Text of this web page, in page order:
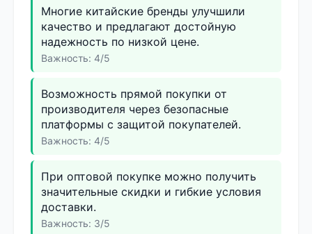
Многие китайские бренды улучшили
качество и предлагают достойную
надежность по низкой цене.
Важность: 4/5
Возможность прямой покупки от
производителя через безопасные
платформы с защитой покупателей.
Важность: 4/5
При оптовой покупке можно получить
значительные скидки и гибкие условия
доставки.
Важность: 3/5